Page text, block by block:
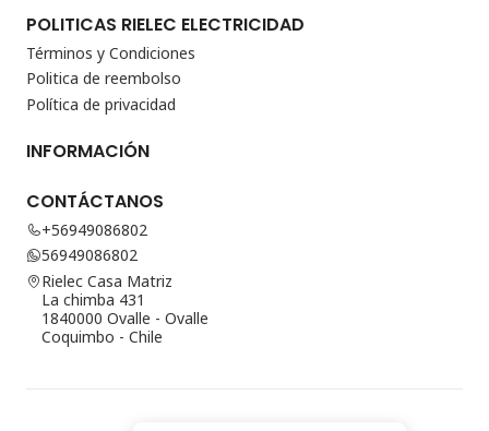
POLITICAS RIELEC ELECTRICIDAD
Términos y Condiciones
Politica de reembolso
Política de privacidad
INFORMACIÓN
CONTÁCTANOS
+56949086802
56949086802
Rielec Casa Matriz
La chimba 431
1840000 Ovalle - Ovalle
Coquimbo - Chile